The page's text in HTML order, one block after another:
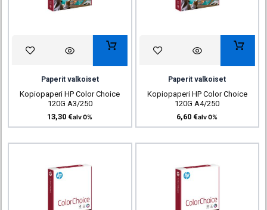
Paperit valkoiset
Kopiopaperi HP Color Choice
120G A3/250
13,30 €alv 0%
Paperit valkoiset
Kopiopaperi HP Color Choice
120G A4/250
6,60 €alv 0%